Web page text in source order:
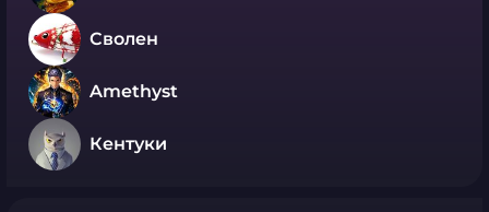
Сволен
Amethyst
Кентуки